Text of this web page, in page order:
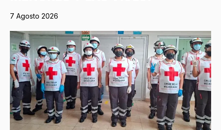
7 Agosto 2026